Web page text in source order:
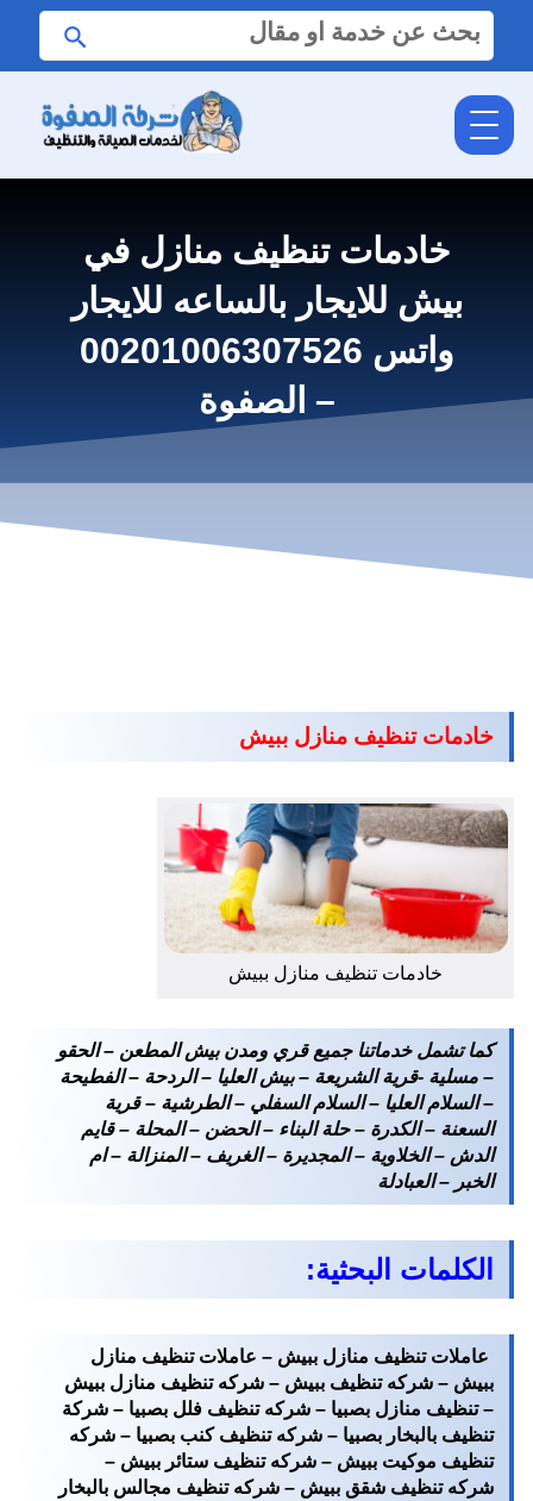
البحث
عن:
خادمات تنظيف منازل في
بيش للايجار بالساعه للايجار
واتس 00201006307526
– الصفوة
خادمات تنظيف منازل ببيش
خادمات تنظيف منازل ببيش
كما تشمل خدماتنا جميع قري ومدن بيش المطعن – الحقو
– مسلية -قرية الشريعة – بيش العليا – الردحة – الفطيحة
– السلام العليا – السلام السفلي – الطرشية – قرية
السعنة – الكدرة – حلة البناء – الحضن – المحلة – قايم
الدش – الخلاوية – المجديرة – الغريف – المنزالة – ام
الخبر – العبادلة
الكلمات البحثية:
عاملات تنظيف منازل ببيش – عاملات تنظيف منازل
ببيش – شركه تنظيف ببيش – شركه تنظيف منازل ببيش
– تنظيف منازل بصبيا – شركه تنظيف فلل بصبيا – شركة
تنظيف بالبخار بصبيا – شركه تنظيف كنب بصبيا – شركه
تنظيف موكيت ببيش – شركه تنظيف ستائر ببيش –
شركه تنظيف شقق ببيش – شركه تنظيف مجالس بالبخار